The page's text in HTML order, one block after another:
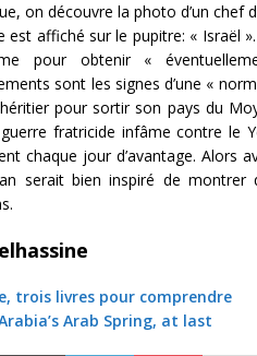
on découvre la photo d’un chef
est affiché sur le pupitre: « Israël
pour obtenir «
sont les signes d’une «
pour sortir son pays du
fratricide infâme contre le
chaque jour d’avantage. Alors
serait bien inspiré de
trois livres pour comprendre
Arab Spring, at last